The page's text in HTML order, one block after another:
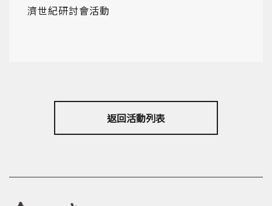
濟世紀研討會活動
返回活動列表